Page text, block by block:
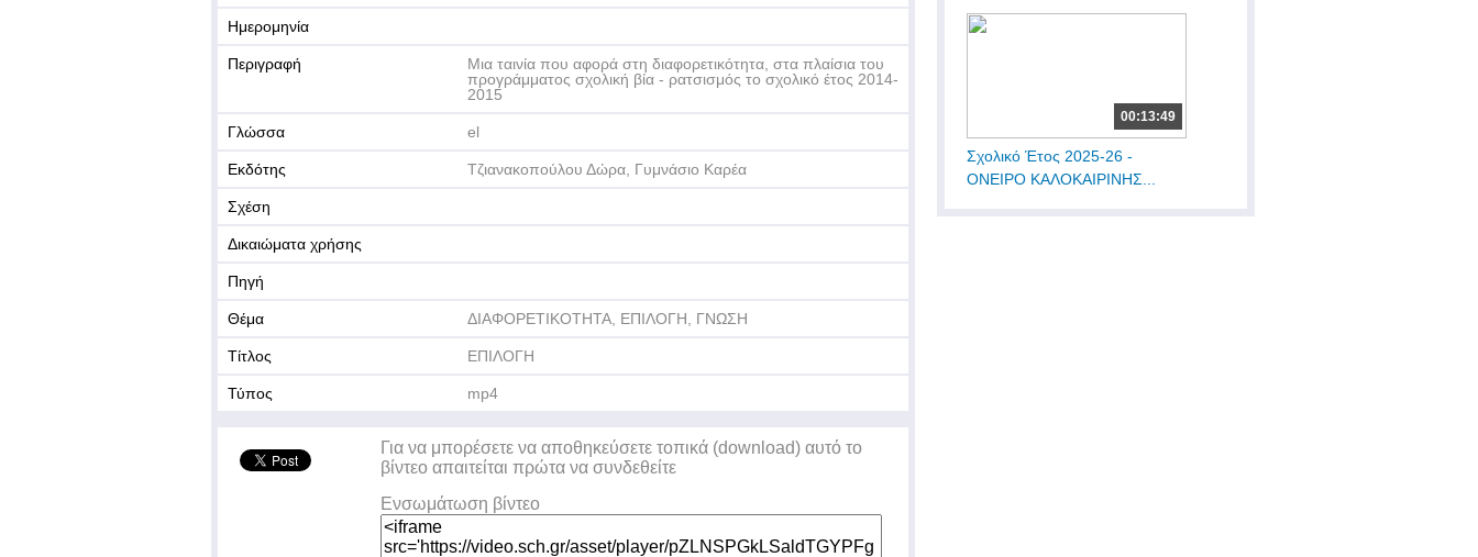
00:13:49
Σχολικό Έτος 2025-26 -
ΟΝΕΙΡΟ ΚΑΛΟΚΑΙΡΙΝΗΣ...
Ημερομηνία
Περιγραφή
Μια ταινία που αφορά στη διαφορετικότητα, στα πλαίσια του
προγράμματος σχολική βία - ρατσισμός το σχολικό έτος 2014-
2015
Γλώσσα el
Εκδότης Τζιανακοπούλου Δώρα, Γυμνάσιο Καρέα
Σχέση
Δικαιώματα χρήσης
Πηγή
Θέμα ΔΙΑΦΟΡΕΤΙΚΟΤΗΤΑ, ΕΠΙΛΟΓΗ, ΓΝΩΣΗ
Τίτλος ΕΠΙΛΟΓΗ
Τύπος mp4
Για να μπορέσετε να αποθηκεύσετε τοπικά (download) αυτό το
βίντεο απαιτείται πρώτα να συνδεθείτε
Ενσωμάτωση βίντεο